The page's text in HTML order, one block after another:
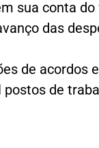
sua conta
das
de acordos
de